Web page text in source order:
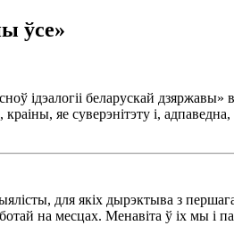
ўсе»
iдэалогii беларускай дзяржавы»
яе суверэнiтэту i,
для якiх дырэктыва з
на месцах. Менавiта ў iх мы i